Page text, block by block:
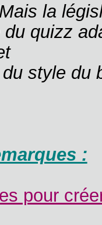
la
quizz
du
:
pour